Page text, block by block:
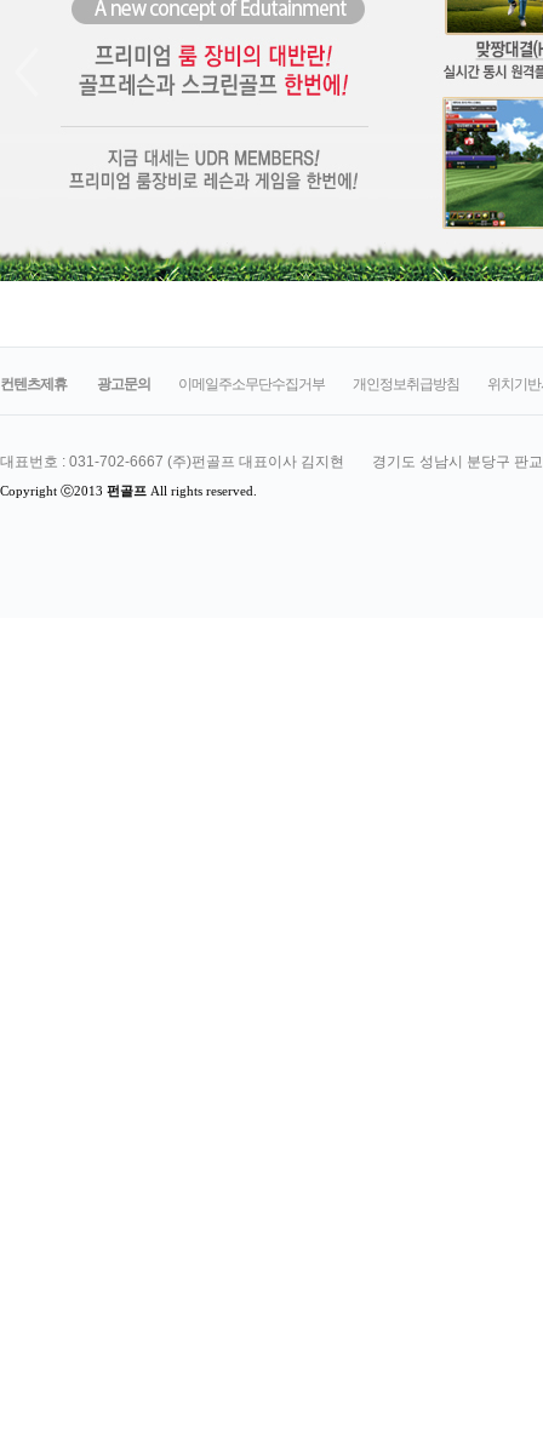
컨텐츠제휴 광고문의 이메일주소무단수집거부 개인정보취급방침 위치기
대표번호 : 031-702-6667 (주)펀골프 대표이사 김지현 경기도 성남시 분당구 판
Copyright ⓒ2013 펀골프 All rights reserved.